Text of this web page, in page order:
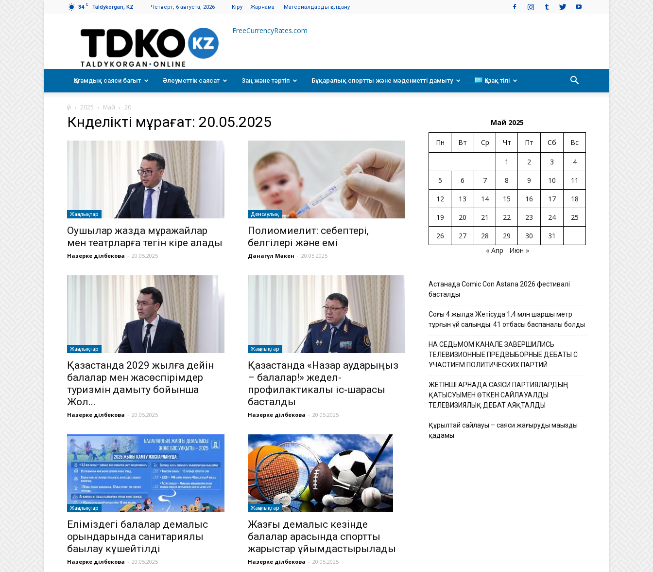
34 C Taldykorgan, KZ Четверг, 6 августа, 2026 Кіру Жарнама Материалдарды қолдану
Талдықорған
FreeCurrencyRates.com
Қоғамдық саяси бағыт Әлеуметтік саясат Заң және тәртіп Бұқаралық спортты және мәдениетті дамыту Қазақ тілі
үй 2025 Май 20
Күнделікті мұрағат: 20.05.2025
Жаңалықтар
Оқушылар жазда мұражайлар
мен театрларға тегін кіре алады
Назерке Әділбекова - 20.05.2025
Денсаулық
Полиомиелит: себептері,
белгілері және емі
Данагүл Мәкен - 20.05.2025
Жаңалықтар
Қазақстанда 2029 жылға дейін
балалар мен жасөспірімдер
туризмін дамыту бойынша
Жол...
Назерке Әділбекова - 20.05.2025
Жаңалықтар
Қазақстанда «Назар аударыңыз
– балалар!» жедел-
профилактикалық іс-шарасы
басталды
Назерке Әділбекова - 20.05.2025
Жаңалықтар
Еліміздегі балалар демалыс
орындарында санитариялық
бақылау күшейтілді
Назерке Әділбекова - 20.05.2025
Жаңалықтар
Жазғы демалыс кезінде
балалар арасында спорттық
жарыстар ұйымдастырылады
Назерке Әділбекова - 20.05.2025
Май 2025
Пн Вт Ср Чт Пт Сб Вс
1 2 3
4
5
6 7 8 9 10
11
12
13 14 15 16 17
18
19
20 21 22 23 24
25
26
27 28 29 30
31
« Апр
Июн »
Астанада Comic Con Astana 2026 фестивалі
басталды
Соңғы 4 жылда Жетісуда 1,4 млн шаршы метр
тұрғын үй салынды: 41 отбасы баспаналы болды
НА СЕДЬМОМ КАНАЛЕ ЗАВЕРШИЛИСЬ
ТЕЛЕВИЗИОННЫЕ ПРЕДВЫБОРНЫЕ ДЕБАТЫ С
УЧАСТИЕМ ПОЛИТИЧЕСКИХ ПАРТИЙ
ЖЕТІНШІ АРНАДА САЯСИ ПАРТИЯЛАРДЫҢ
ҚАТЫСУЫМЕН ӨТКЕН САЙЛАУАЛДЫ
ТЕЛЕВИЗИЯЛЫҚ ДЕБАТ АЯҚТАЛДЫ
Құрылтай сайлауы – саяси жаңғырудың маңызды
қадамы